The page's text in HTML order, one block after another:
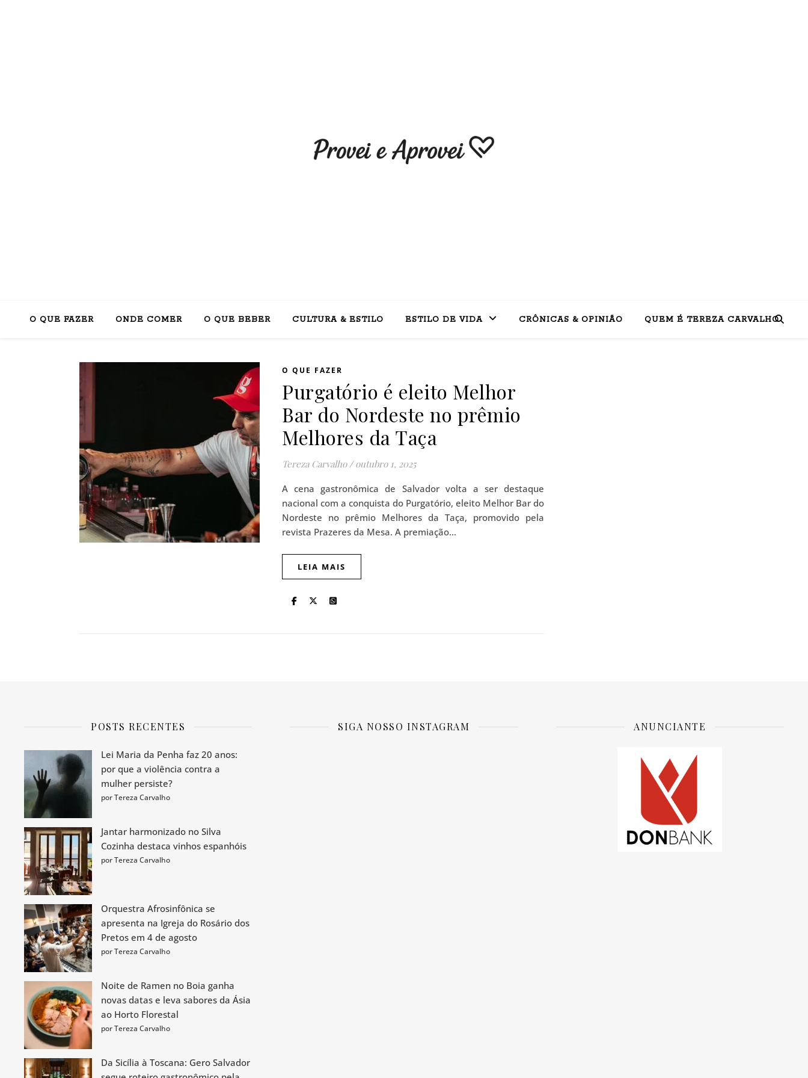
O QUE FAZER ONDE COMER O QUE BEBER CULTURA & ESTILO ESTILO DE VIDA CRÔNICAS & OPINIÃO QUEM É TEREZA CARVALHO
O QUE FAZER
Purgatório é eleito Melhor
Bar do Nordeste no prêmio
Melhores da Taça
Tereza Carvalho / outubro 1, 2025
A cena gastronômica de Salvador volta a ser destaque
nacional com a conquista do Purgatório, eleito Melhor Bar do
Nordeste no prêmio Melhores da Taça, promovido pela
revista Prazeres da Mesa. A premiação…
LEIA MAIS
POSTS RECENTES
Lei Maria da Penha faz 20 anos:
por que a violência contra a
mulher persiste?
por Tereza Carvalho
Jantar harmonizado no Silva
Cozinha destaca vinhos espanhóis
por Tereza Carvalho
Orquestra Afrosinfônica se
apresenta na Igreja do Rosário dos
Pretos em 4 de agosto
por Tereza Carvalho
Noite de Ramen no Boia ganha
novas datas e leva sabores da Ásia
ao Horto Florestal
por Tereza Carvalho
Da Sicília à Toscana: Gero Salvador
SIGA NOSSO INSTAGRAM ANUNCIANTE